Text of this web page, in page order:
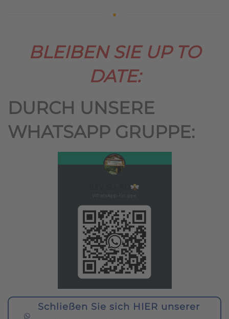
BLEIBEN SIE UP TO
DATE:
DURCH UNSERE
WHATSAPP GRUPPE:
Schließen Sie sich HIER unserer